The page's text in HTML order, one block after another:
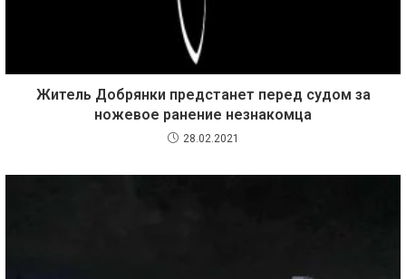
Житель Добрянки предстанет перед судом за
ножевое ранение незнакомца
28.02.2021